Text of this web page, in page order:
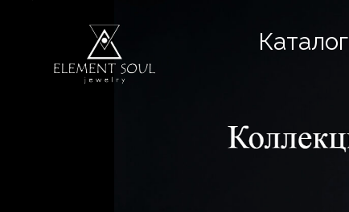
Каталог